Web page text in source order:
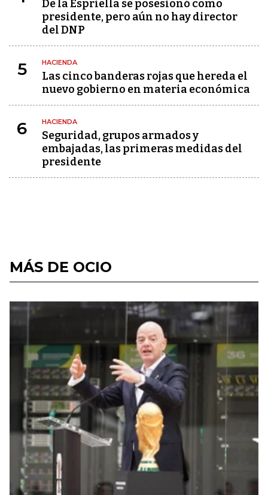
De la Espriella se posesionó como
presidente, pero aún no hay director
del DNP
5 HACIENDA
Las cinco banderas rojas que hereda el
nuevo gobierno en materia económica
6 HACIENDA
Seguridad, grupos armados y
embajadas, las primeras medidas del
presidente
MÁS DE OCIO